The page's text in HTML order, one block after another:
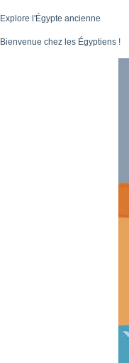
Explore l'Égypte ancienne
Bienvenue chez les Égyptiens !